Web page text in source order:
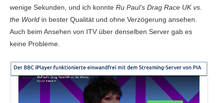
wenige Sekunden, und ich konnte Ru Paul’s Drag Race UK vs.
the World in bester Qualität und ohne Verzögerung ansehen.
Auch beim Ansehen von ITV über denselben Server gab es
keine Probleme.